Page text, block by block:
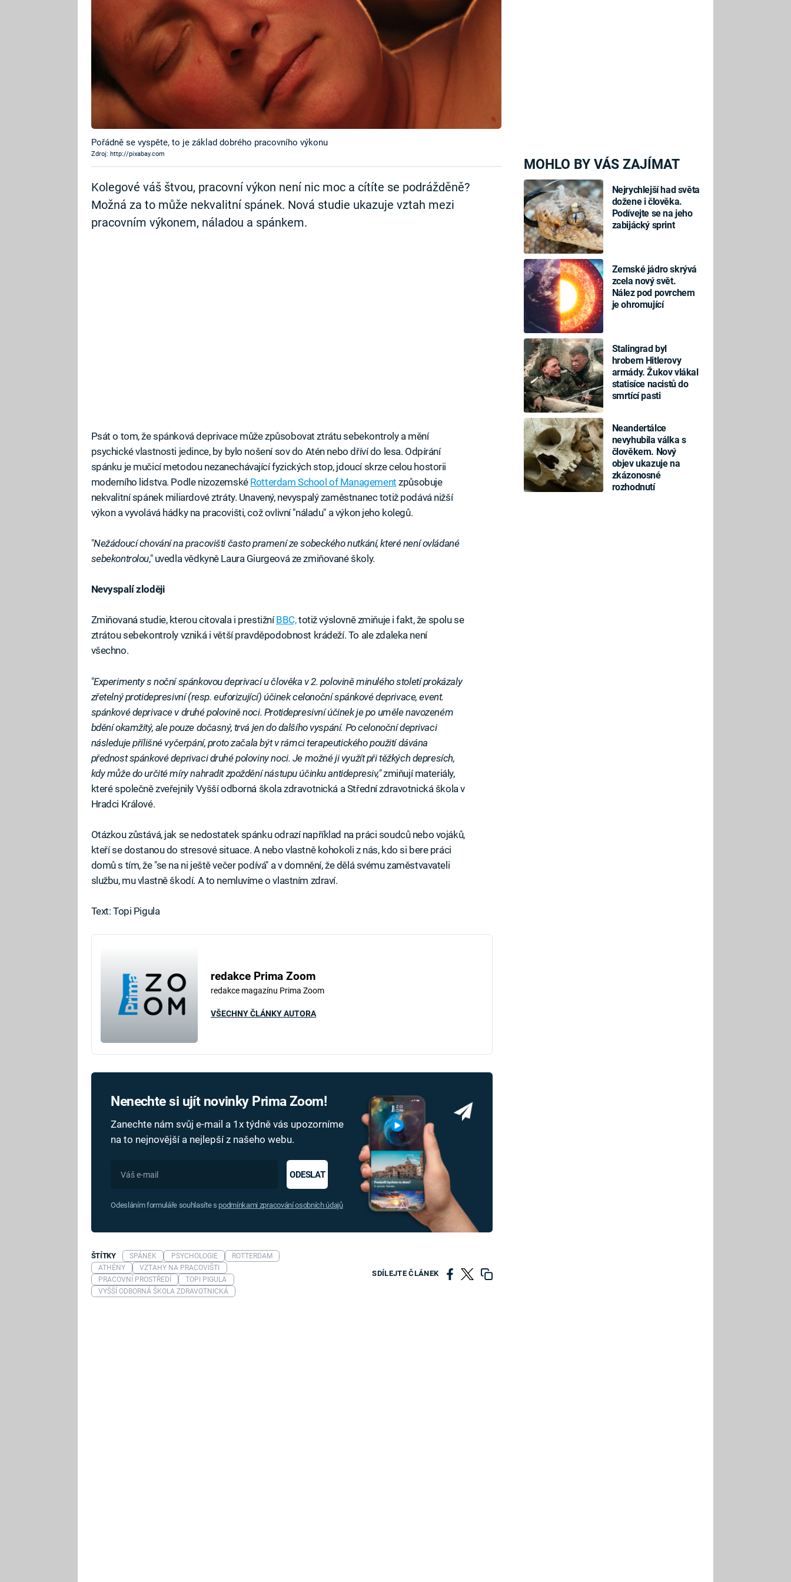
MOHLO BY VÁS ZAJÍMAT
Nejrychlejší had světa
dožene i člověka.
Podívejte se na jeho
zabijácký sprint
Zemské jádro skrývá
zcela nový svět.
Nález pod povrchem
je ohromující
Stalingrad byl
hrobem Hitlerovy
armády. Žukov vlákal
statisíce nacistů do
smrtící pasti
Neandertálce
nevyhubila válka s
člověkem. Nový
objev ukazuje na
zkázonosné
rozhodnutí
Pořádně se vyspěte, to je základ dobrého pracovního výkonu
Zdroj: http://pixabay.com
Kolegové váš štvou, pracovní výkon není nic moc a cítíte se podrážděně?
Možná za to může nekvalitní spánek. Nová studie ukazuje vztah mezi
pracovním výkonem, náladou a spánkem.
Psát o tom, že spánková deprivace může způsobovat ztrátu sebekontroly a mění
psychické vlastnosti jedince, by bylo nošení sov do Atén nebo dříví do lesa. Odpírání
spánku je mučicí metodou nezanechávající fyzických stop, jdoucí skrze celou hostorii
moderního lidstva. Podle nizozemské Rotterdam School of Management způsobuje
nekvalitní spánek miliardové ztráty. Unavený, nevyspalý zaměstnanec totiž podává nižší
výkon a vyvolává hádky na pracovišti, což ovlivní "náladu" a výkon jeho kolegů.
"Nežádoucí chování na pracovišti často pramení ze sobeckého nutkání, které není ovládané
sebekontrolou," uvedla vědkyně Laura Giurgeová ze zmiňované školy.
Nevyspalí zloději
Zmiňovaná studie, kterou citovala i prestižníBBC,totiž výslovně zmiňuje i fakt, že spolu se
ztrátou sebekontroly vzniká i větší pravděpodobnost krádeží. To ale zdaleka není
všechno.
"Experimenty s noční spánkovou deprivací u člověka v 2. polovině minulého století prokázaly
zřetelný protidepresivní (resp. euforizující) účinek celonoční spánkové deprivace, event.
spánkové deprivace v druhé polovině noci. Protidepresivní účinek je po uměle navozeném
bdění okamžitý, ale pouze dočasný, trvá jen do dalšího vyspání. Po celonoční deprivaci
následuje přílišné vyčerpání, proto začala být v rámci terapeutického použití dávána
přednost spánkové deprivaci druhé poloviny noci. Je možné ji využít při těžkých depresích,
kdy může do určité míry nahradit zpoždění nástupu účinku antidepresiv,"zmiňují materiály,
které společně zveřejnily Vyšší odborná škola zdravotnická a Střední zdravotnická škola v
Hradci Králové.
Otázkou zůstává, jak se nedostatek spánku odrazí například na práci soudců nebo vojáků,
kteří se dostanou do stresové situace. A nebo vlastně kohokoli z nás, kdo si bere práci
domů s tím, že "se na ni ještě večer podívá" a v domnění, že dělá svému zaměstvavateli
službu, mu vlastně škodí. A to nemluvíme o vlastním zdraví.
Text: Topi Pigula
redakce Prima Zoom
redakce magazínu Prima Zoom
VŠECHNY ČLÁNKY AUTORA
Nenechte si ujít novinky Prima Zoom!
Zanechte nám svůj e-mail a 1x týdně vás upozorníme
na to nejnovější a nejlepší z našeho webu.
ODESLAT
Odesláním formuláře souhlasíte s podmínkami zpracování osobních údajů
SDÍLEJTE ČLÁNEK
ŠTÍTKY SPÁNEK PSYCHOLOGIE
ROTTERDAM
ATHÉNY
VZTAHY NA PRACOVIŠTI
PRACOVNÍ PROSTŘEDÍ
TOPI PIGULA
VYŠŠÍ ODBORNÁ ŠKOLA ZDRAVOTNICKÁ